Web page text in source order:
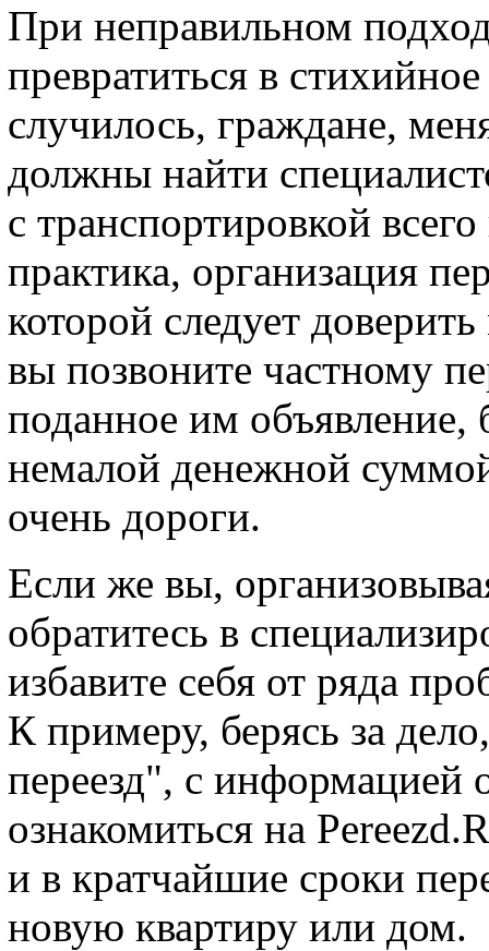
При неправильном
превратиться в
случилось, граждане,
должны найти
с транспортировкой
практика, организация
которой следует
вы позвоните частному
поданное им объявление,
немалой денежной
очень дороги.
Если же вы,
обратитесь в
избавите себя от ряда
К примеру, берясь за
переезд", с информацией
ознакомиться на
и в кратчайшие сроки
новую квартиру или дом.